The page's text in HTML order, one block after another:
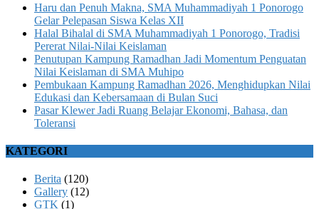
Haru dan Penuh Makna, SMA Muhammadiyah 1 Ponorogo
Gelar Pelepasan Siswa Kelas XII
Halal Bihalal di SMA Muhammadiyah 1 Ponorogo, Tradisi
Pererat Nilai-Nilai Keislaman
Penutupan Kampung Ramadhan Jadi Momentum Penguatan
Nilai Keislaman di SMA Muhipo
Pembukaan Kampung Ramadhan 2026, Menghidupkan Nilai
Edukasi dan Kebersamaan di Bulan Suci
Pasar Klewer Jadi Ruang Belajar Ekonomi, Bahasa, dan
Toleransi
KATEGORI
Berita (120)
Gallery (12)
GTK (1)